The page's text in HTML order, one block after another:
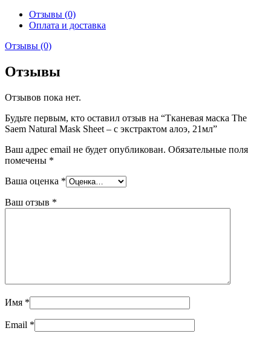
Отзывы (0)
Оплата и доставка
Отзывы (0)
Отзывы
Отзывов пока нет.
Будьте первым, кто оставил отзыв на “Тканевая маска The
Saem Natural Mask Sheet – с экстрактом алоэ, 21мл”
Ваш адрес email не будет опубликован. Обязательные поля
помечены *
Ваша оценка *
Ваш отзыв *
Имя *
Email *